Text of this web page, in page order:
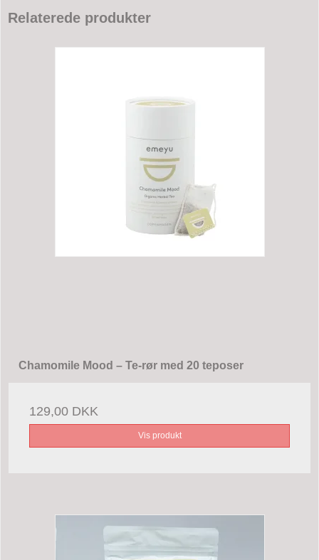
Relaterede produkter
Chamomile Mood – Te-rør med 20 teposer
129,00 DKK
Vis produkt